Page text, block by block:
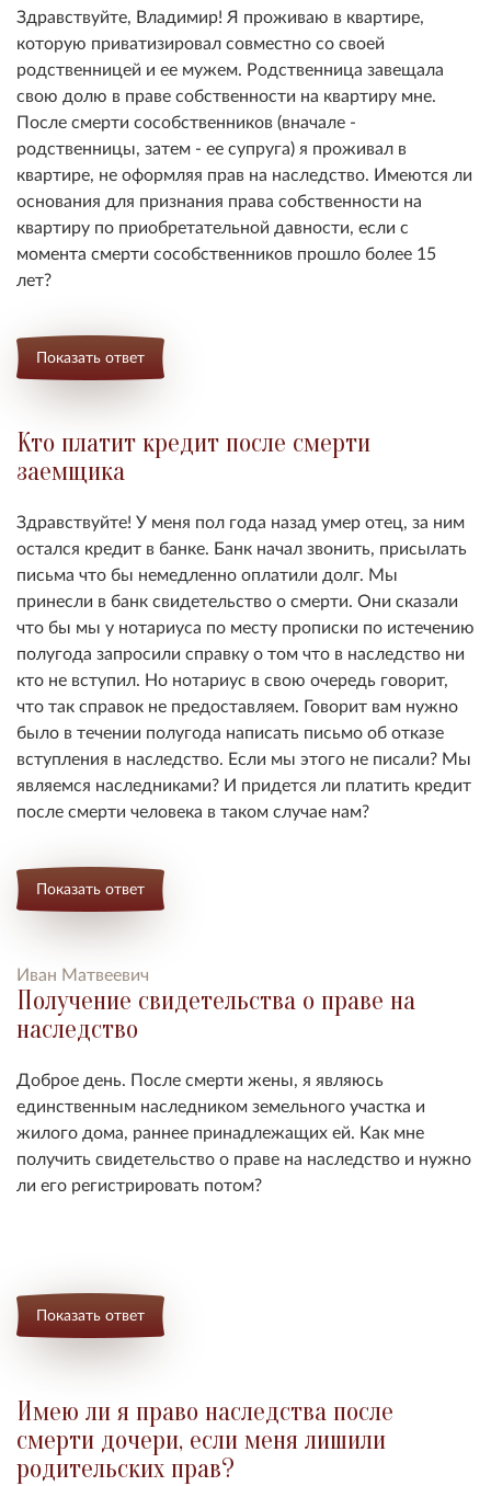
Здравствуйте, Владимир! Я проживаю в квартире,
которую приватизировал совместно со своей
родственницей и ее мужем. Родственница завещала
свою долю в праве собственности на квартиру мне.
После смерти сособственников (вначале -
родственницы, затем - ее супруга) я проживал в
квартире, не оформляя прав на наследство. Имеются ли
основания для признания права собственности на
квартиру по приобретательной давности, если с
момента смерти сособственников прошло более 15
лет?
Показать ответ
Кто платит кредит после смерти
заемщика
Здравствуйте! У меня пол года назад умер отец, за ним
остался кредит в банке. Банк начал звонить, присылать
письма что бы немедленно оплатили долг. Мы
принесли в банк свидетельство о смерти. Они сказали
что бы мы у нотариуса по месту прописки по истечению
полугода запросили справку о том что в наследство ни
кто не вступил. Но нотариус в свою очередь говорит,
что так справок не предоставляем. Говорит вам нужно
было в течении полугода написать письмо об отказе
вступления в наследство. Если мы этого не писали? Мы
являемся наследниками? И придется ли платить кредит
после смерти человека в таком случае нам?
Показать ответ
Иван Матвеевич
Получение свидетельства о праве на
наследство
Доброе день. После смерти жены, я являюсь
единственным наследником земельного участка и
жилого дома, раннее принадлежащих ей. Как мне
получить свидетельство о праве на наследство и нужно
ли его регистрировать потом?
Показать ответ
Имею ли я право наследства после
смерти дочери, если меня лишили
родительских прав?